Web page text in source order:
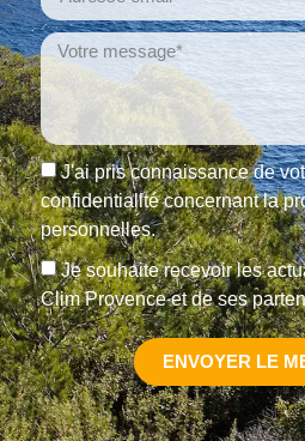
J'ai pris connaissance de
confidentialité concernant la
personnelles.
Je souhaite recevoir les
Clim Provence et de ses
ENVOYER LE